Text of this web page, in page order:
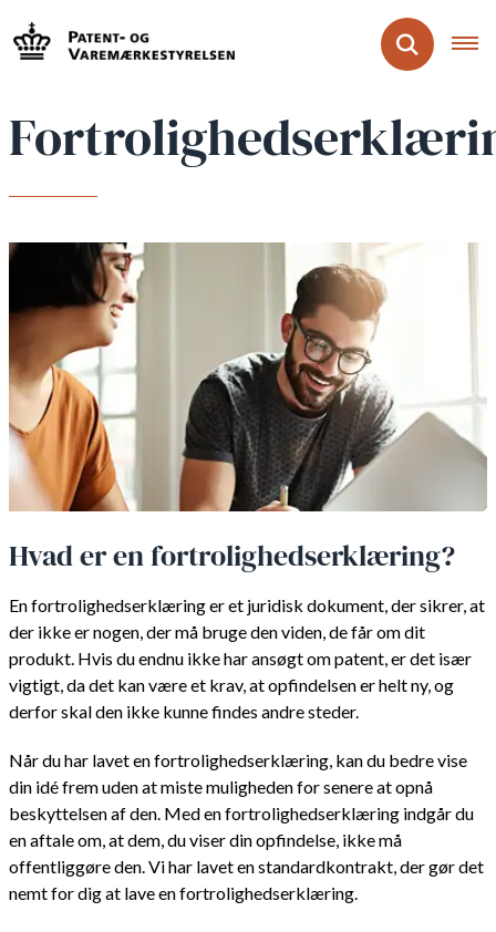
Hvad er en fortrolighedserklæring?
En fortrolighedserklæring er et juridisk dokument, der sikrer, at
der ikke er nogen, der må bruge den viden, de får om dit
produkt. Hvis du endnu ikke har ansøgt om patent, er det især
vigtigt, da det kan være et krav, at opfindelsen er helt ny, og
derfor skal den ikke kunne findes andre steder.
Når du har lavet en fortrolighedserklæring, kan du bedre vise
din idé frem uden at miste muligheden for senere at opnå
beskyttelsen af den. Med en fortrolighedserklæring indgår du
en aftale om, at dem, du viser din opfindelse, ikke må
offentliggøre den. Vi har lavet en standardkontrakt, der gør det
nemt for dig at lave en fortrolighedserklæring.